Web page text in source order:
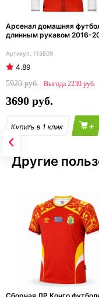
Арсенал домашняя
длинным рукавом 2016-
113809
4.89
5920
2230
3690
+
Другие